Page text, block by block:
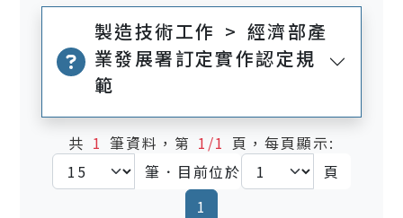
製造技術工作 > 經濟部產
業發展署訂定實作認定規
範
共 1筆資料，第 1/1 頁，每頁顯示:
筆．目前位於
頁
1